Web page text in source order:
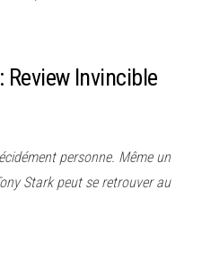
Review Invincible
personne. Même un
Stark peut se retrouver au